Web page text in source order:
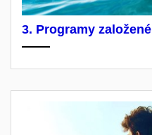
3. Programy